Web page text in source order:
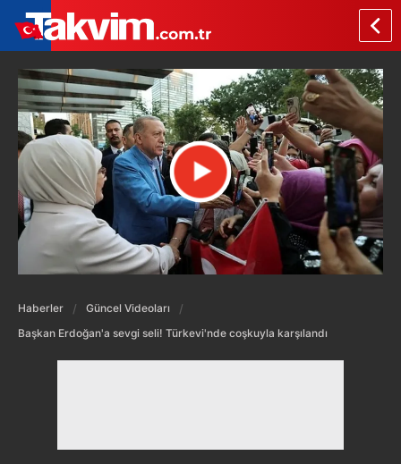
Haberler
Güncel Videoları
Başkan Erdoğan'a sevgi seli! Türkevi'nde coşkuyla karşılandı